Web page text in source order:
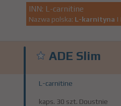
INN: L-carnitine
Nazwa polska: L-karnityna |
ADE Slim
L-carnitine
kaps. 30 szt. Doustnie